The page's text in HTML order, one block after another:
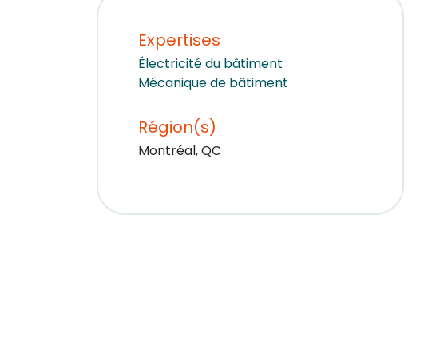
Expertises
Électricité du bâtiment
Mécanique de bâtiment
Région(s)
Montréal, QC